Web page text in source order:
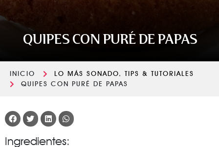
QUIPES CON PURÉ DE PAPAS
INICIO LO MÁS SONADO, TIPS & TUTORIALES
QUIPES CON PURÉ DE PAPAS
Ingredientes: